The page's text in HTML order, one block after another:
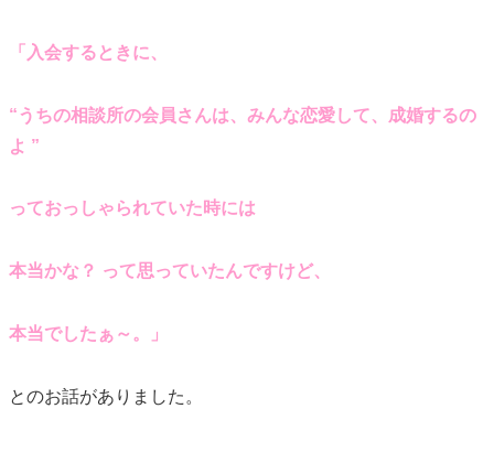
「入会するときに、
“うちの相談所の会員さんは、 みんな恋愛して、成婚するの
よ ”
っておっしゃられていた時には
本当かな？ って思っていたんですけど、
本当でしたぁ～。」
とのお話がありました。